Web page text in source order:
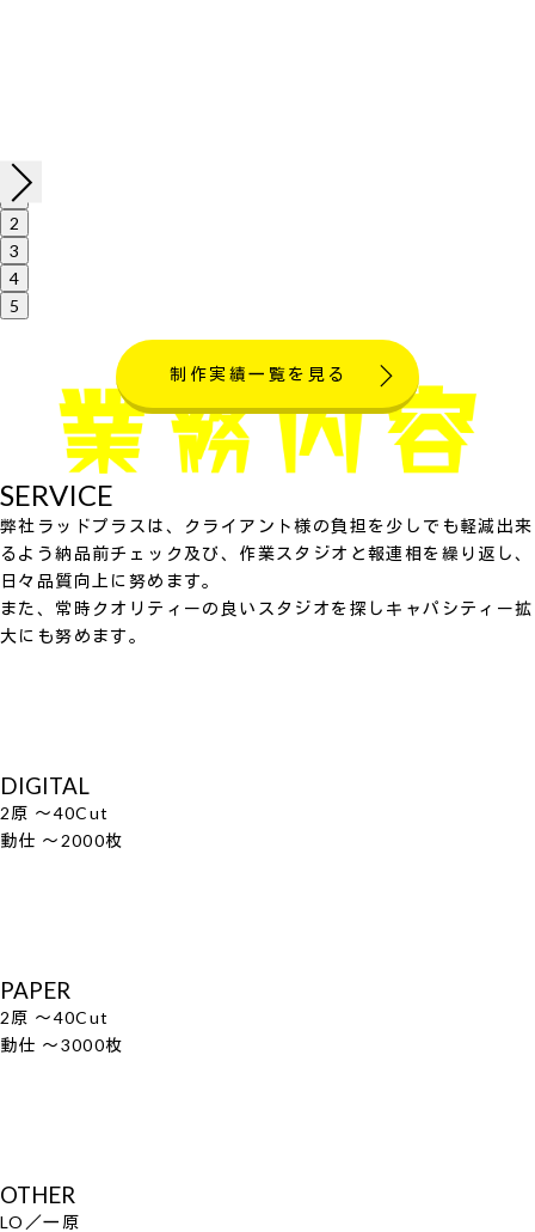
1
2
3
4
5
制作実績一覧を見る
SERVICE
弊社ラッドプラスは、クライアント様の負担を少しでも軽減出来
るよう納品前チェック及び、作業スタジオと報連相を繰り返し、
日々品質向上に努めます。
また、常時クオリティーの良いスタジオを探しキャパシティー拡
大にも努めます。
DIGITAL
2原 ～40Cut
動仕 ～2000枚
PAPER
2原 ～40Cut
動仕 ～3000枚
OTHER
LO／一原